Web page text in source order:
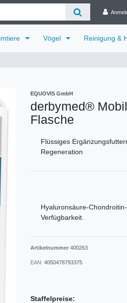
Vögel Reinigung &
EQUOVIS GmbH
derbymed®
Flasche
Flüssiges
Regeneration
Hyaluronsäure-
Verfügbarkeit.
Artikelnummer 400263
EAN: 4050478793375
Staffelpreise: